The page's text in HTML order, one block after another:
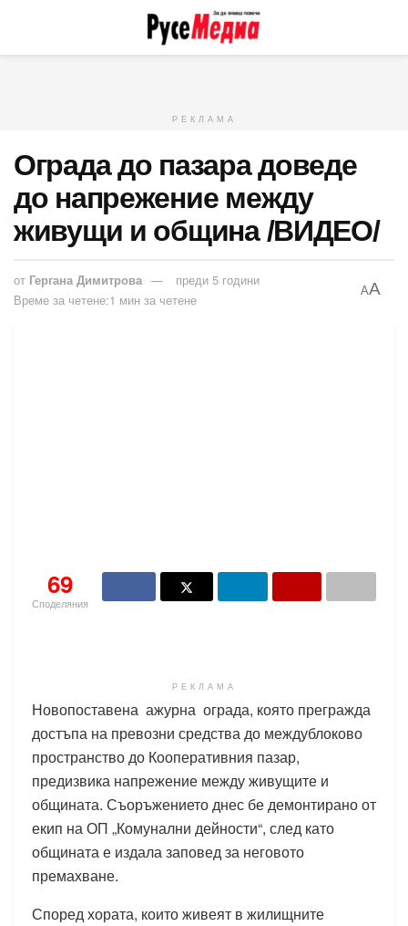
РЕКЛАМА
Ограда до пазара доведе
до напрежение между
живущи и община /ВИДЕО/
от Гергана Димитрова
преди 5 години
Време за четене:1 мин за четене
AA
69
Споделяния
РЕКЛАМА
Новопоставена ажурна ограда, която прегражда
достъпа на превозни средства до междублоково
пространство до Кооперативния пазар,
предизвика напрежение между живущите и
общината. Съоръжението днес бе демонтирано от
екип на ОП „Комунални дейности“, след като
общината е издала заповед за неговото
премахване.
Според хората, които живеят в жилищните